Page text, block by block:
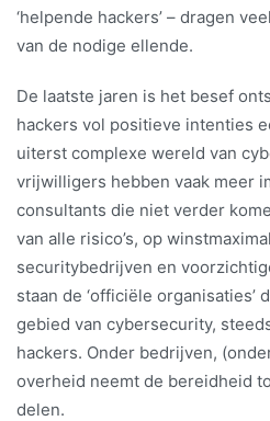
‘helpende hackers’ – dragen
van de nodige ellende.
De laatste jaren is het besef
hackers vol positieve intenties
uiterst complexe wereld van
vrijwilligers hebben vaak meer
consultants die niet verder
van alle risico’s, op
securitybedrijven en
staan de ‘officiële organisaties’
gebied van cybersecurity,
hackers. Onder bedrijven,
overheid neemt de bereidheid
delen.